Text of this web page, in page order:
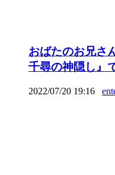
おばたのお兄さ
千尋の神隠し』
2022/07/20 19:16